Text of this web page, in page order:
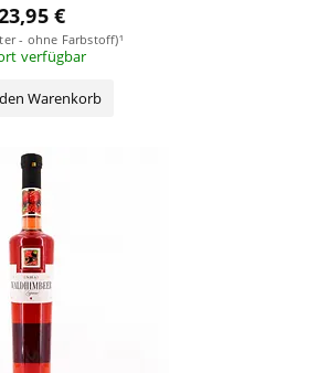
€
- ohne Farbstoff)¹
verfügbar
Warenkorb